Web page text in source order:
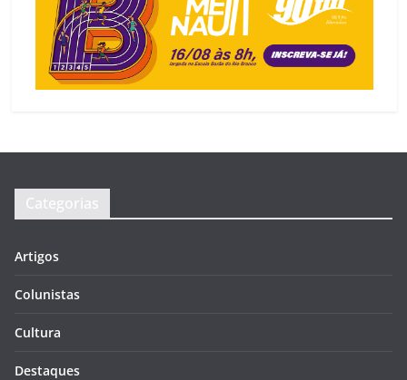
Categorias
Artigos
Colunistas
Cultura
Destaques